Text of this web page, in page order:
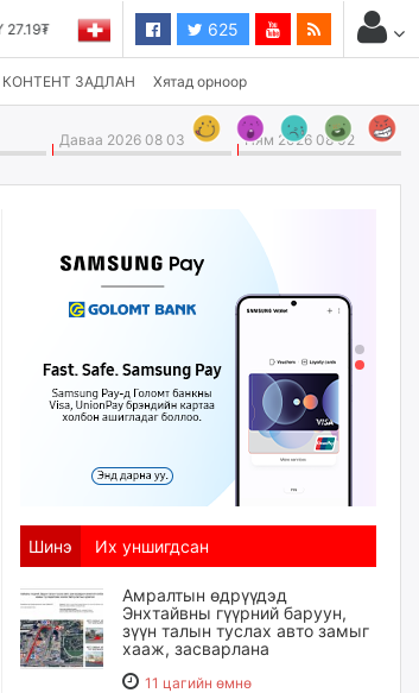
CHF 3,824.26₮ 625
КОНТЕНТ ЗАДЛАН Хятад орноор
Даваа 2026 08 03 Ням 2026 08 02
Шинэ Их уншигдсан
Амралтын өдрүүдэд
Энхтайвны гүүрний баруун,
зүүн талын туслах авто замыг
хааж, засварлана
11 цагийн өмнө